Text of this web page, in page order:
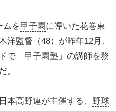
を甲子園に導いた花巻東
洋監督（48）が昨年12月、
で「甲子園塾」の講師を務
。
本高野連が主催する、 野球